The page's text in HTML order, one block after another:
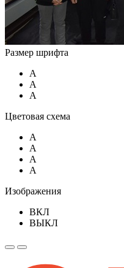
Размер шрифта
A
A
A
Цветовая схема
A
A
A
A
Изображения
ВКЛ
ВЫКЛ